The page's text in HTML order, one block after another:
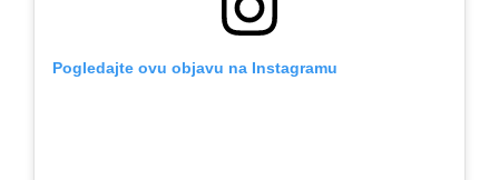
Pogledajte ovu objavu na Instagramu